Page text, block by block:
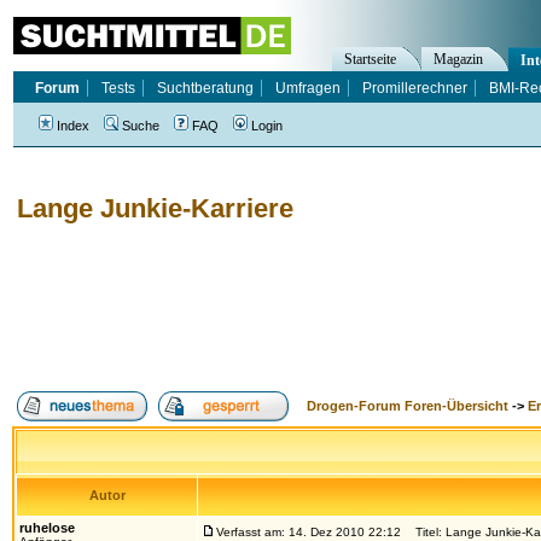
Lange Junkie-Karriere
Drogen-Forum Foren-Übersicht ->
Autor
ruhelose Verfasst am: 14. Dez 2010 22:12 Titel: Lange Junkie-
Startseite Magazin
Forum
Tests Suchtberatung Umfragen Promillerechner BMI-
Index Suche FAQ Login